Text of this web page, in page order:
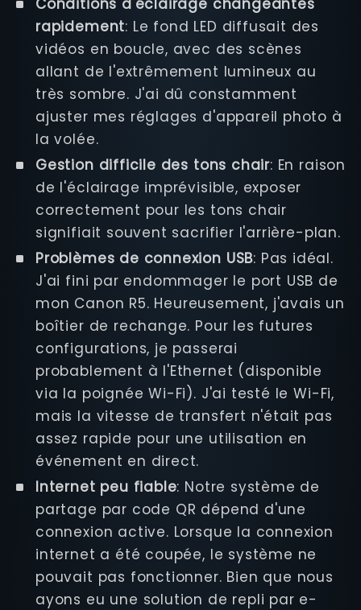
rapidement: Le fond LED diffusait des
vidéos en boucle, avec des scènes
allant de l'extrêmement lumineux au
très sombre. J'ai dû constamment
ajuster mes réglages d'appareil photo à
la volée.
Gestion difficile des tons chair: En raison
de l'éclairage imprévisible, exposer
correctement pour les tons chair
signifiait souvent sacrifier l'arrière-plan.
Problèmes de connexion USB: Pas idéal.
J'ai fini par endommager le port USB de
mon Canon R5. Heureusement, j'avais un
boîtier de rechange. Pour les futures
configurations, je passerai
probablement à l'Ethernet (disponible
via la poignée Wi-Fi). J'ai testé le Wi-Fi,
mais la vitesse de transfert n'était pas
assez rapide pour une utilisation en
événement en direct.
Internet peu fiable: Notre système de
partage par code QR dépend d'une
connexion active. Lorsque la connexion
internet a été coupée, le système ne
pouvait pas fonctionner. Bien que nous
ayons eu une solution de repli par e-